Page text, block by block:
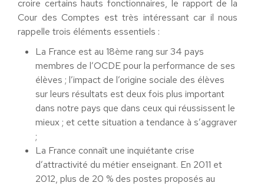
croire certains hauts fonctionnaires, le rapport de la
Cour des Comptes est très intéressant car il nous
rappelle trois éléments essentiels :
La France est au 18ème rang sur 34 pays
membres de l’OCDE pour la performance de ses
élèves ; l’impact de l’origine sociale des élèves
sur leurs résultats est deux fois plus important
dans notre pays que dans ceux qui réussissent le
mieux ; et cette situation a tendance à s’aggraver
;
La France connaît une inquiétante crise
d’attractivité du métier enseignant. En 2011 et
2012, plus de 20 % des postes proposés au